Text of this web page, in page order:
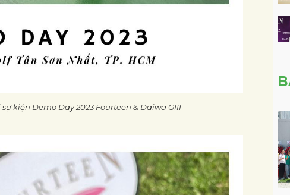
kiện Demo Day 2023 Fourteen & Daiwa GIII